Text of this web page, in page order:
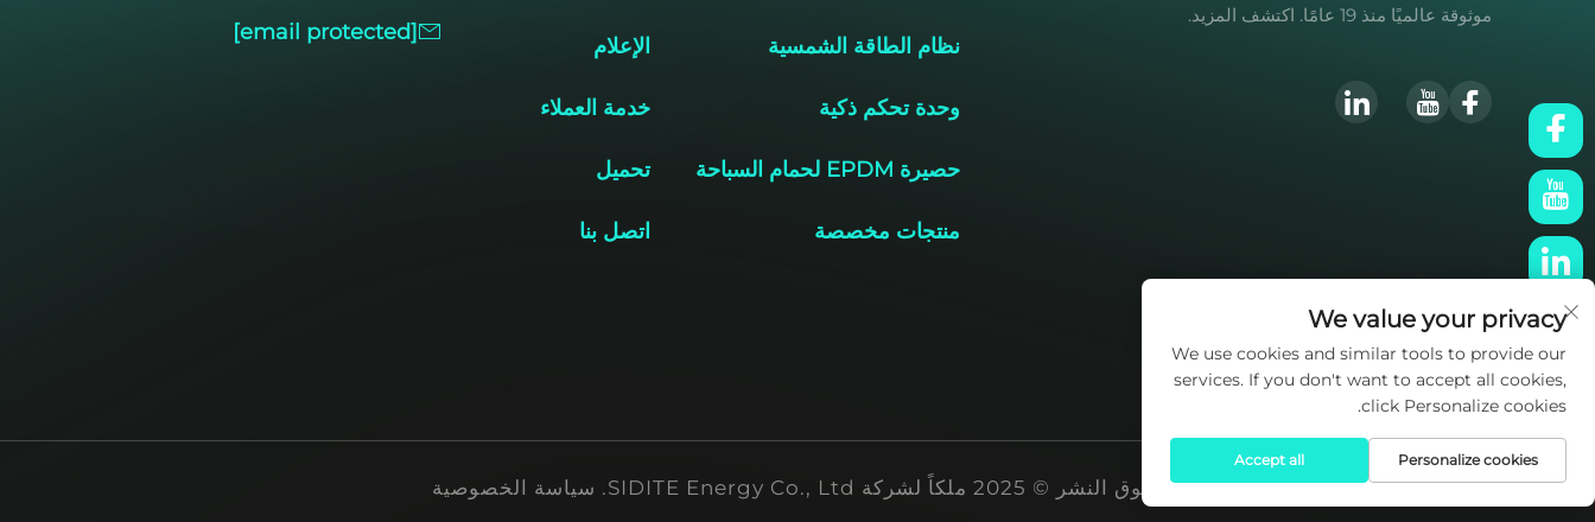
موثوقة عالميًا منذ 19 عامًا. اكتشف المزيد.
نظام الطاقة الشمسية
وحدة تحكم ذكية
حصيرة EPDM لحمام السباحة
منتجات مخصصة
الإعلام
خدمة العملاء
تحميل
اتصل بنا
[email protected]
حقوق النشر © 2025 ملكاً لشركة SIDITE Energy Co., Ltd. سياسة الخصوصية
We value your privacy
We use cookies and similar tools to provide our
services. If you don't want to accept all cookies,
click Personalize cookies.
Personalize cookies
Accept all